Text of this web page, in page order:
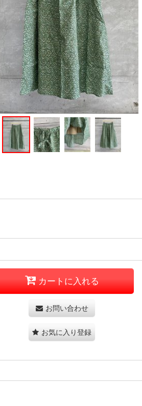
カートに入れる
お問い合わせ
お気に入り登録